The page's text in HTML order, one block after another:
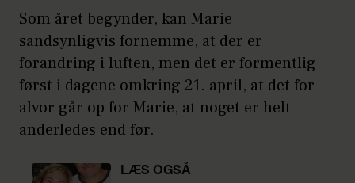
Som året begynder, kan Marie
sandsynligvis fornemme, at der er
forandring i luften, men det er formentlig
først i dagene omkring 21. april, at det for
alvor går op for Marie, at noget er helt
anderledes end før.
LÆS OGSÅ